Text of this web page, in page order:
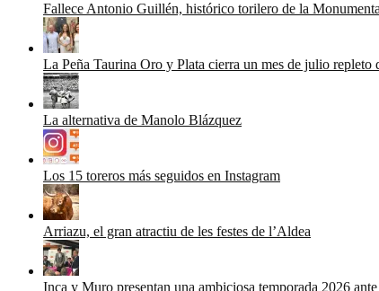
Fallece Antonio Guillén, histórico torilero de la
La Peña Taurina Oro y Plata cierra un mes de julio repleto
La alternativa de Manolo Blázquez
Los 15 toreros más seguidos en Instagram
Arriazu, el gran atractiu de les festes de l’Aldea
Inca y Muro presentan una ambiciosa temporada 2026